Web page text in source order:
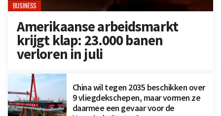
BUSINESS
Amerikaanse arbeidsmarkt
krijgt klap: 23.000 banen
verloren in juli
China wil tegen 2035 beschikken over
9 vliegdekschepen, maar vormen ze
daarmee een gevaar voor de